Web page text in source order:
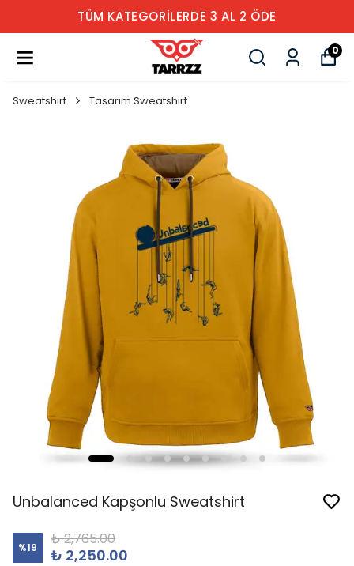
TÜM KATEGORİLERDE 3 AL 2 ÖDE
0
Sweatshirt Tasarım Sweatshirt
Unbalanced Kapşonlu Sweatshirt
%19 ₺ 2,765.00
₺ 2,250.00